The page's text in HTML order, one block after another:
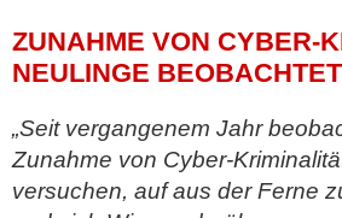
ZUNAHME VON CYBER-
NEULINGE BEOBACHTET
„Seit vergangenem Jahr
Zunahme von Cyber-
versuchen, auf aus der Ferne